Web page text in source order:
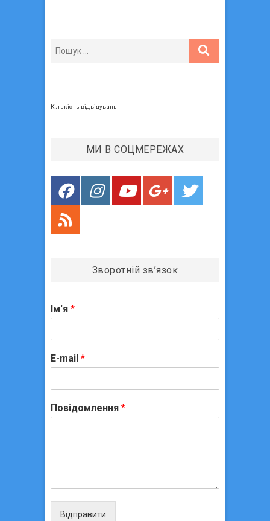
я
п
в
Кількість відвідувань
МИ В СОЦМЕРЕЖАХ
Зворотній зв’язок
Ім'я *
E-mail *
Повідомлення *
Відправити